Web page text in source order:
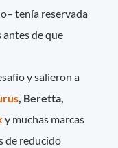
tenía reservada
de que
y salieron a
, Beretta,
y muchas marcas
de reducido